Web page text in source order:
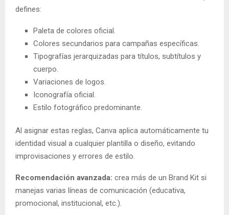
defines:
Paleta de colores oficial.
Colores secundarios para campañas específicas.
Tipografías jerarquizadas para títulos, subtítulos y
cuerpo.
Variaciones de logos.
Iconografía oficial.
Estilo fotográfico predominante.
Al asignar estas reglas, Canva aplica automáticamente tu
identidad visual a cualquier plantilla o diseño, evitando
improvisaciones y errores de estilo.
Recomendación avanzada: crea más de un Brand Kit si
manejas varias líneas de comunicación (educativa,
promocional, institucional, etc.).